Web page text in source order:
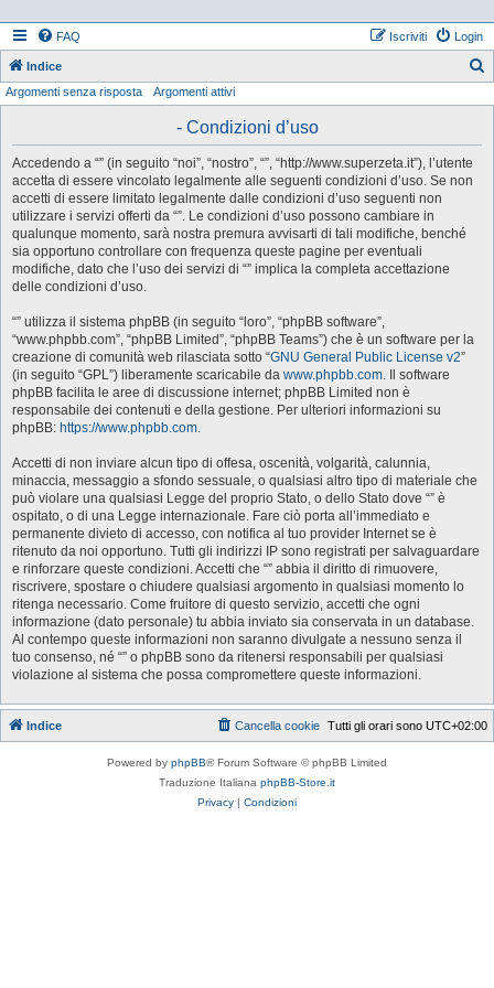
FAQ Login
Iscriviti
Indice
Argomenti senza risposta Argomenti attivi
- Condizioni d’uso
Accedendo a “” (in seguito “noi”, “nostro”, “”, “http://www.superzeta.it”), l’utente
accetta di essere vincolato legalmente alle seguenti condizioni d’uso. Se non
accetti di essere limitato legalmente dalle condizioni d’uso seguenti non
utilizzare i servizi offerti da “”. Le condizioni d’uso possono cambiare in
qualunque momento, sarà nostra premura avvisarti di tali modifiche, benché
sia opportuno controllare con frequenza queste pagine per eventuali
modifiche, dato che l’uso dei servizi di “” implica la completa accettazione
delle condizioni d’uso.
“” utilizza il sistema phpBB (in seguito “loro”, “phpBB software”,
“www.phpbb.com”, “phpBB Limited”, “phpBB Teams”) che è un software per la
creazione di comunità web rilasciata sotto “GNU General Public License v2”
(in seguito “GPL”) liberamente scaricabile da www.phpbb.com. Il software
phpBB facilita le aree di discussione internet; phpBB Limited non è
responsabile dei contenuti e della gestione. Per ulteriori informazioni su
phpBB: https://www.phpbb.com.
Accetti di non inviare alcun tipo di offesa, oscenità, volgarità, calunnia,
minaccia, messaggio a sfondo sessuale, o qualsiasi altro tipo di materiale che
può violare una qualsiasi Legge del proprio Stato, o dello Stato dove “” è
ospitato, o di una Legge internazionale. Fare ciò porta all’immediato e
permanente divieto di accesso, con notifica al tuo provider Internet se è
ritenuto da noi opportuno. Tutti gli indirizzi IP sono registrati per salvaguardare
e rinforzare queste condizioni. Accetti che “” abbia il diritto di rimuovere,
riscrivere, spostare o chiudere qualsiasi argomento in qualsiasi momento lo
ritenga necessario. Come fruitore di questo servizio, accetti che ogni
informazione (dato personale) tu abbia inviato sia conservata in un database.
Al contempo queste informazioni non saranno divulgate a nessuno senza il
tuo consenso, né “” o phpBB sono da ritenersi responsabili per qualsiasi
violazione al sistema che possa compromettere queste informazioni.
Indice Tutti gli orari sono UTC+02:00
Cancella cookie
Powered by phpBB® Forum Software © phpBB Limited
Traduzione Italiana phpBB-Store.it
Privacy | Condizioni